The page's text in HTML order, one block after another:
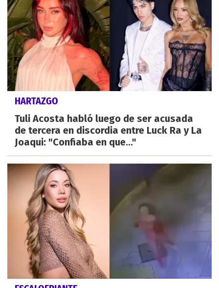
HARTAZGO
Tuli Acosta habló luego de ser acusada
de tercera en discordia entre Luck Ra y La
Joaqui: "Confiaba en que..."